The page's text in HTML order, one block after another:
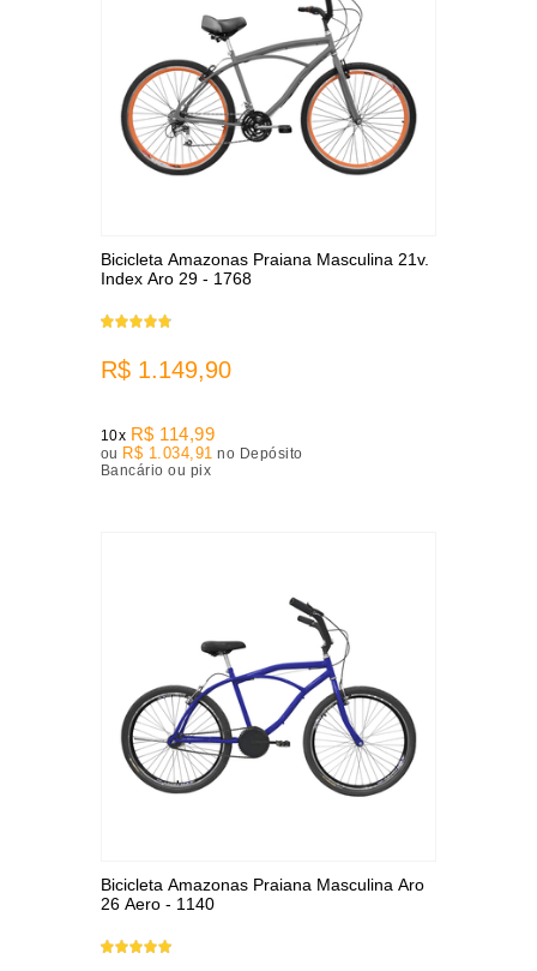
Bicicleta Amazonas Praiana Masculina 21v.
Index Aro 29 - 1768
R$ 1.149,90
10x R$ 114,99
ou R$ 1.034,91 no Depósito
Bancário ou pix
Bicicleta Amazonas Praiana Masculina Aro
26 Aero - 1140